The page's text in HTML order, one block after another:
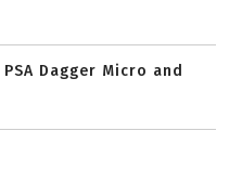
Dagger Micro and